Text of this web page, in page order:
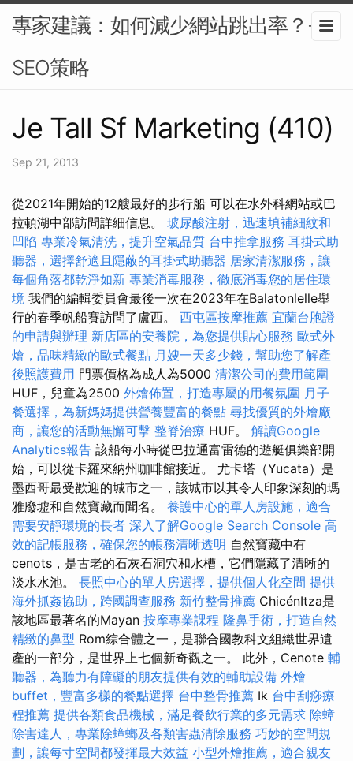
專家建議：如何減少網站跳出率？-
SEO策略
Je Tall Sf Marketing (410)
Sep 21, 2013
從2021年開始的12艘最好的步行船 可以在水外科網站或巴
拉頓湖中部訪問詳細信息。 玻尿酸注射，迅速填補細紋和
凹陷 專業冷氣清洗，提升空氣品質 台中推拿服務 耳掛式助
聽器，選擇舒適且隱蔽的耳掛式助聽器 居家清潔服務，讓
每個角落都乾淨如新 專業消毒服務，徹底消毒您的居住環
境 我們的編輯委員會最後一次在2023年在Balatonlelle舉
行的春季帆船賽訪問了盧西。 西屯區按摩推薦 宜蘭台胞證
的申請與辦理 新店區的安養院，為您提供貼心服務 歐式外
燴，品味精緻的歐式餐點 月嫂一天多少錢，幫助您了解產
後照護費用 門票價格為成人為5000 清潔公司的費用範圍
HUF，兒童為2500 外燴佈置，打造專屬的用餐氛圍 月子
餐選擇，為新媽媽提供營養豐富的餐點 尋找優質的外燴廠
商，讓您的活動無懈可擊 整脊治療 HUF。 解讀Google
Analytics報告 該船每小時從巴拉通富雷德的遊艇俱樂部開
始，可以從卡羅來納州咖啡館接近。 尤卡塔（Yucata）是
墨西哥最受歡迎的城市之一，該城市以其令人印象深刻的瑪
雅廢墟和自然寶藏而聞名。 養護中心的單人房設施，適合
需要安靜環境的長者 深入了解Google Search Console 高
效的記帳服務，確保您的帳務清晰透明 自然寶藏中有
cenots，是古老的石灰石洞穴和水槽，它們隱藏了清晰的
淡水水池。 長照中心的單人房選擇，提供個人化空間 提供
海外抓姦協助，跨國調查服務 新竹整骨推薦 ChicénItza是
該地區最著名的Mayan 按摩專業課程 隆鼻手術，打造自然
精緻的鼻型 Rom綜合體之一，是聯合國教科文組織世界遺
產的一部分，是世界上七個新奇觀之一。 此外，Cenote 輔
聽器，為聽力有障礙的朋友提供有效的輔助設備 外燴
buffet，豐富多樣的餐點選擇 台中整骨推薦 Ik 台中刮痧療
程推薦 提供各類食品機械，滿足餐飲行業的多元需求 除蟑
除害達人，專業除蟑螂及各類害蟲清除服務 巧妙的空間規
劃，讓每寸空間都發揮最大效益 小型外燴推薦，適合親友